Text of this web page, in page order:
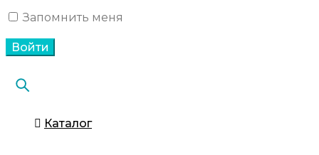
Запомнить меня
Каталог